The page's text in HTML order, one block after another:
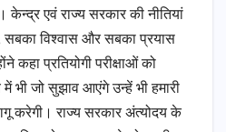
एवं राज्य सरकार की नीतियां
विश्वास और सबका प्रयास
कहा प्रतियोगी परीक्षाओं को
में भी जो सुझाव आएंगे उन्हें भी हमारी
करेगी। राज्य सरकार अंत्योदय के